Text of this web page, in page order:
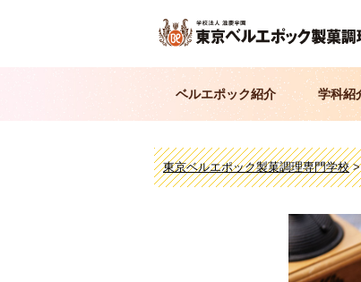
ベルエポック紹介 学科紹
東京ベルエポック製菓調理専門学校